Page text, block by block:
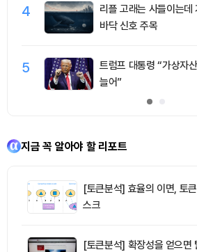
4
리플 고래는 사들이는
바닥 신호 주목
5
트럼프 대통령 “가상자
늘어”
지금 꼭 알아야 할 리포트
[토큰분석] 효율의 이면, 토
스크
[토큰분석] 확장성을 얻으